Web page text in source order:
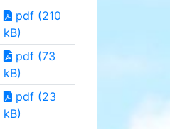
pdf (210
kB)
pdf (73
kB)
pdf (23
kB)